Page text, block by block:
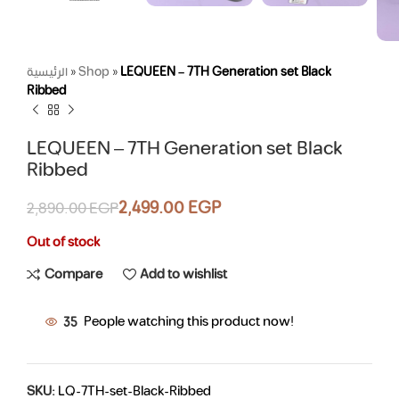
الرئيسية»Shop »LEQUEEN – 7TH Generation set Black
Ribbed
LEQUEEN – 7TH Generation set Black
Ribbed
2,890.00EGP2,499.00EGP
Out of stock
Compare
Add to wishlist
35 People watching this product now!
SKU:LQ-7TH-set-Black-Ribbed